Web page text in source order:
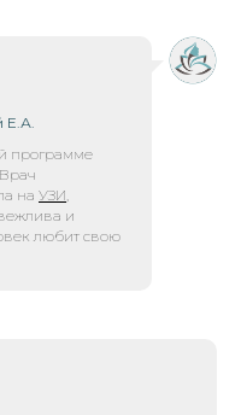
Е.А.
программе
на УЗИ
и
любит свою